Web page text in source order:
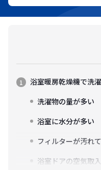
浴室暖房乾燥機で洗
洗濯物の量が多い
浴室に水分が多い
フィルターが汚れ
浴室ドアの空気取